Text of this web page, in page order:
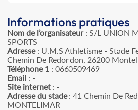
Informations pratiques
Nom de l’organisateur: S/L UNION
SPORTS
Adresse: U.M.S Athletisme - Stade
Chemin De Redondon, 26200
Téléphone 1 : 0660509469
Email : -
Site internet : -
Adresse du stade: 41 Chemin De
MONTELIMAR